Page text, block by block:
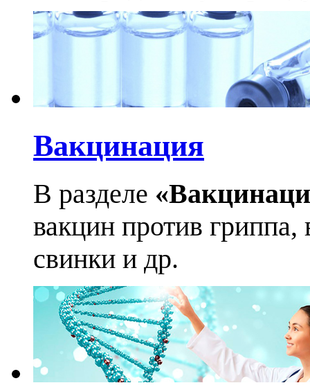
Вакцинация
В разделе
вакцин против гриппа,
свинки и др.